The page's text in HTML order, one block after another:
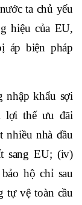
ta chủ yếu
hiệu của EU,
áp biện pháp
nhập khẩu sợi
lợi thế ưu đãi
nhiều nhà đầu
sang EU; (iv)
hộ chỉ sau
tự vệ toàn cầu